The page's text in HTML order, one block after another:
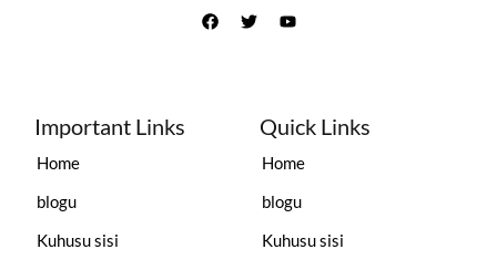
Important Links
Home
blogu
Kuhusu sisi
Quick Links
Home
blogu
Kuhusu sisi